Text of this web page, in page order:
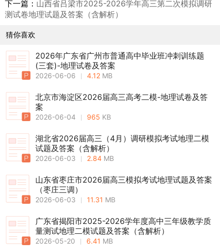
下一篇： 山西省吕梁市2025-2026学年高三第二次模拟调研
测试卷地理试题及答案（含解析）
猜你喜欢
2026年广东省广州市普通高中毕业班冲刺训练题
(三套)-地理试卷及答案
2026-06-06 4.12 MB
北京市海淀区2026届高三高考二模-地理试卷及答
案
2026-06-04 965 KB
湖北省2026届高三（4月）调研模拟考试地理二模
试题及答案（含解析）
2026-06-03 2.84 MB
山东省枣庄市2026届高三模拟考试地理试题及答案
（枣庄三调）
2026-06-03 11.31 MB
广东省揭阳市2025-2026学年度高中三年级教学质
量测试地理二模试题及答案（含解析）
2026-05-20 6.41 MB